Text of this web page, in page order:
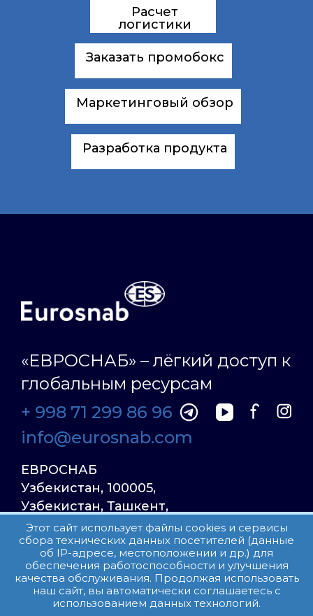
Расчет
логистики
Заказать промобокс
Маркетинговый обзор
Разработка продукта
«ЕВРОСНАБ» – лёгкий доступ к
глобальным ресурсам
+ 998 71 299 86 96
info@eurosnab.com
ЕВРОСНАБ
Узбекистан, 100005,
Узбекистан, Ташкент,
Улица Фаргона Йули
23, дом 31
Все права защищены.
Пользовательское соглашение
Этот сайт использует файлы cookies и сервисы
сбора технических данных посетителей (данные
об IP-адресе, местоположении и др.) для
обеспечения работоспособности и улучшения
качества обслуживания. Продолжая использовать
наш сайт, вы автоматически соглашаетесь с
использованием данных технологий.